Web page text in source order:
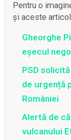
Pentru o
și aceste
Gheorghe
eșecul
PSD
de urgență
României
Alertă de
vulcanului